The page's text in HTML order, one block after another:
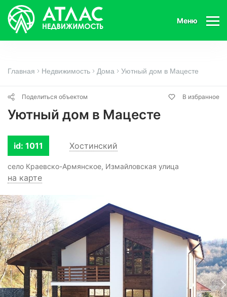
Меню
Главная Недвижимость Дома Уютный дом в Мацесте
Поделиться объектом В избранное
Уютный дом в Мацесте
id: 1011 Хостинский
село Краевско-Армянское, Измайловская улица
на карте
Продано